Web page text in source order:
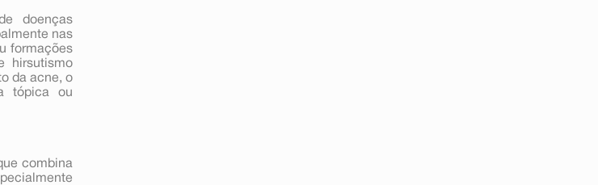
doenças
nas
formações
hirsutismo
da acne, o
tópica ou
combina